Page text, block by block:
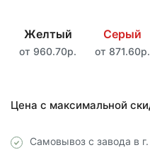
Желтый
от 960.70р.
Серый
от 871.60р.
Цена с максимальной
Самовывоз с завода в